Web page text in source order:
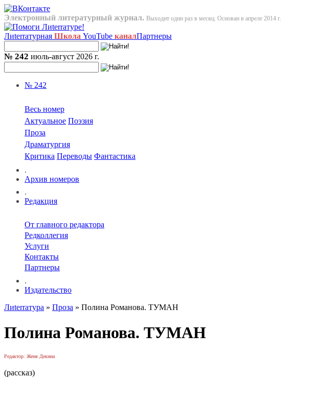
Электронный литературный журнал. Выходит один раз в месяц. Основан в апреле 2014 г.
Лиterraтурная Школа YouTube каналПартнеры
№ 242 июль-август 2026 г.
№ 242
Весь номер
Актуальное Поэзия
Проза
Драматургия
Критика Переводы Фантастика
.
Архив номеров
.
Редакция
От главного редактора
Редколлегия
Услуги
Контакты
Партнеры
.
Издательство
Лиterraтура » Проза » Полина Романова. ТУМАН
Полина Романова. ТУМАН
Редактор: Женя Декина
(рассказ)